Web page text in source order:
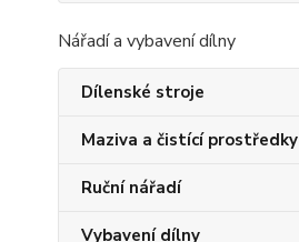
Nářadí a vybavení dílny
Dílenské stroje
Maziva a čistící prostředky
Ruční nářadí
Vybavení dílny